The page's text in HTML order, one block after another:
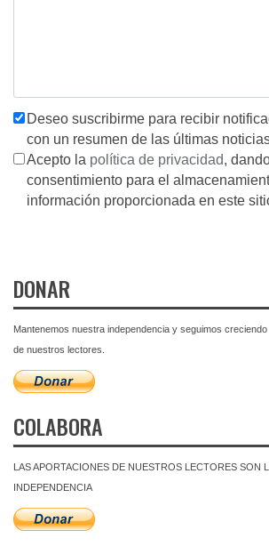
Deseo suscribirme para recibir
con un resumen de las últimas
Acepto la política de privacidad,
consentimiento para el
información proporcionada en este
DONAR
Mantenemos nuestra independencia y seguimos
de nuestros lectores.
COLABORA
LAS APORTACIONES DE NUESTROS LECTORES SON
INDEPENDENCIA